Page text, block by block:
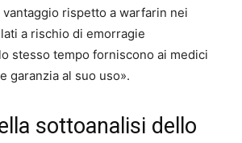
rispetto a warfarin nei
a rischio di emorragie
stesso tempo forniscono ai medici
garanzia al suo uso».
sottoanalisi dello